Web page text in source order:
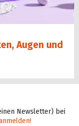
Augen und
Newsletter) bei